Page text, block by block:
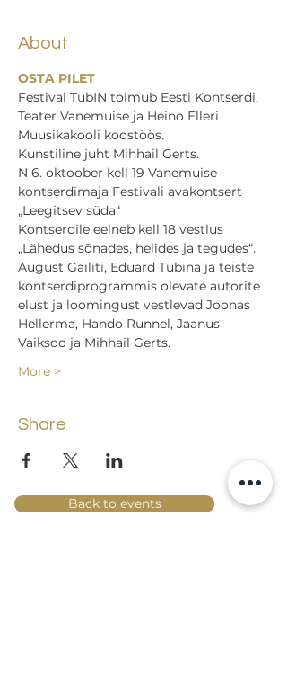
About
OSTA PILET
Festival TubIN toimub Eesti Kontserdi,
Teater Vanemuise ja Heino Elleri
Muusikakooli koostöös.
Kunstiline juht Mihhail Gerts.
N 6. oktoober kell 19 Vanemuise
kontserdimaja Festivali avakontsert
„Leegitsev süda“
Kontserdile eelneb kell 18 vestlus
„Lähedus sõnades, helides ja tegudes“.
August Gailiti, Eduard Tubina ja teiste
kontserdiprogrammis olevate autorite
elust ja loomingust vestlevad Joonas
Hellerma, Hando Runnel, Jaanus
Vaiksoo ja Mihhail Gerts.
More >
Share
Back to events